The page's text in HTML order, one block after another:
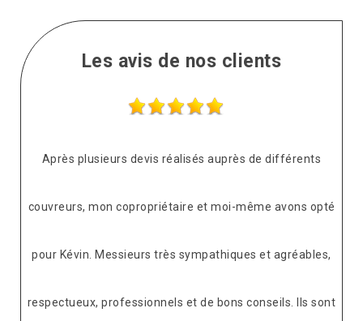
Les avis de nos clients
Après plusieurs devis réalisés auprès de différents
couvreurs, mon copropriétaire et moi-même avons opté
pour Kévin. Messieurs très sympathiques et agréables,
respectueux, professionnels et de bons conseils. Ils sont